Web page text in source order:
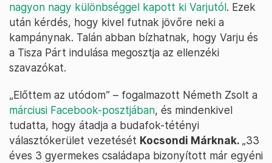
nagyon nagy különbséggel kapott ki Varjutól. Ezek
után kérdés, hogy kivel futnak jövőre neki a
kampánynak. Talán abban bízhatnak, hogy Varju és
a Tisza Párt indulása megosztja az ellenzéki
szavazókat.
„Előttem az utódom” – fogalmazott Németh Zsolt a
márciusi Facebook-posztjában, és mindenkivel
tudatta, hogy átadja a budafok-tétényi
választókerület vezetését Kocsondi Márknak. „33
éves 3 gyermekes családapa bizonyított már egyéni